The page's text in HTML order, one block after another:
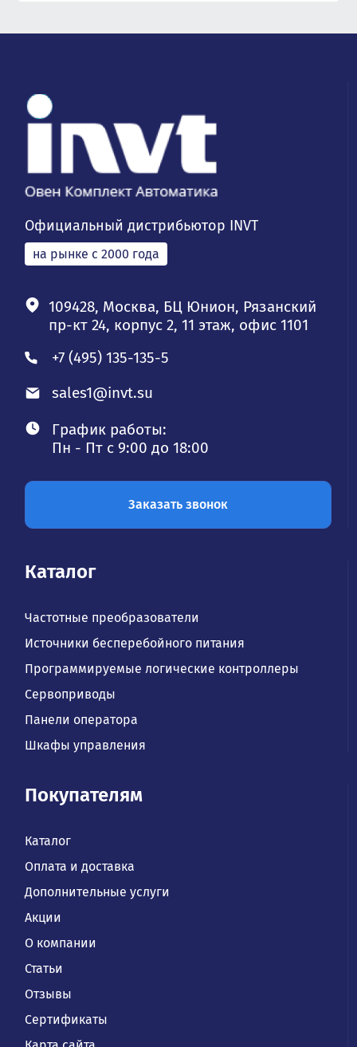
Официальный дистрибьютор INVT
на рынке с 2000 года
109428, Москва, БЦ Юнион, Рязанский
пр-кт 24, корпус 2, 11 этаж, офис 1101
+7 (495) 135-135-5
sales1@invt.su
График работы:
Пн - Пт с 9:00 до 18:00
Заказать звонок
Каталог
Частотные преобразователи
Источники бесперебойного питания
Программируемые логические контроллеры
Сервоприводы
Панели оператора
Шкафы управления
Покупателям
Каталог
Оплата и доставка
Дополнительные услуги
Акции
О компании
Статьи
Отзывы
Сертификаты